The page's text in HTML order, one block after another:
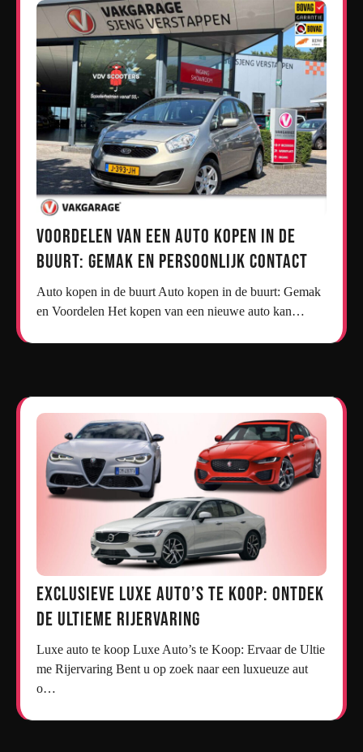
Voordelen van een Auto Kopen in de
Buurt: Gemak en Persoonlijk Contact
Auto kopen in de buurt Auto kopen in de buurt: Gemak
en Voordelen Het kopen van een nieuwe auto kan…
Exclusieve Luxe Auto’s te Koop: Ontdek
de Ultieme Rijervaring
Luxe auto te koop Luxe Auto’s te Koop: Ervaar de Ultie
me Rijervaring Bent u op zoek naar een luxueuze aut
o…